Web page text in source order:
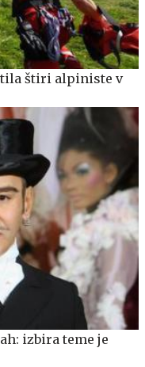
štiri alpiniste v
izbira teme je